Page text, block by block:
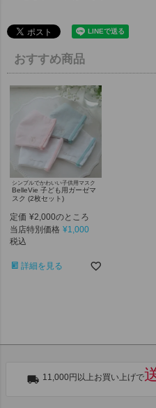
おすすめ商品
シンプルでかわいい子供用マスク
BelleVie 子ども用ガーゼマ
スク (2枚セット)
定価 ¥2,000のところ
当店特別価格 ¥1,000
税込
詳細を見る
11,000円以上お買い上げで